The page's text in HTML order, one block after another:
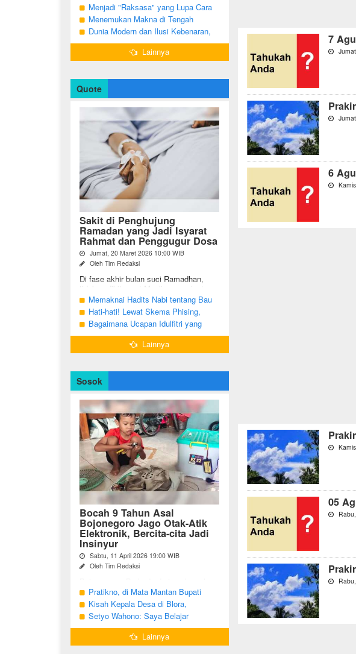
7
6
05
pagi, menatap cermin, dan menyadari
bahwa garis-garis halus di wajah bukan
sekadar tanda penuaan, melainkan ...
Menjadi "Raksasa" yang Lupa Cara
Jadi Manusia
Menemukan Makna di Tengah
Langkah yang Belum Selesai
Dunia Modern dan Ilusi Kebenaran,
Antara Kesadaran dan terjebak Tipu
Lainnya
Quote
Sakit di Penghujung
Ramadan yang Jadi Isyarat
Rahmat dan Penggugur Dosa
Jumat, 20 Maret 2026 10:00 WIB
Oleh Tim Redaksi
Di fase akhir bulan suci Ramadhan,
tidak sedikit umat Muslim yang justru
diuji dengan kondisi kesehatan yang
menurun. Di tengah ...
Memaknai Hadits Nabi tentang Bau
Mulut Orang Berpuasa Secara Bijak
Agar Tidak Menggangu
Hati-hati! Lewat Skema Phising,
Akun Instagram Bisa Dibajak Kurang
dari 3 Menit
Bagaimana Ucapan Idulfitri yang
Benar Sesuai Sunah Rasulullah
Lainnya
Sosok
Bocah 9 Tahun Asal
Bojonegoro Jago Otak-Atik
Elektronik, Bercita-cita Jadi
Insinyur
Sabtu, 11 April 2026 19:00 WIB
Oleh Tim Redaksi
seusianya, seorang bocah dari Desa
Growok, Kecamatan Dander, Kabupaten
Bojonegoro ini justru memiliki minat
besar ...
Pratikno, di Mata Mantan Bupati
Bojonegoro, Kang Yoto
Kisah Kepala Desa di Blora,
Menjabat Tiga Periode Tapi Masih
Hidup Sederhana
Setyo Wahono: Saya Belajar
Pengabdian dari Orang Tua
Lainnya